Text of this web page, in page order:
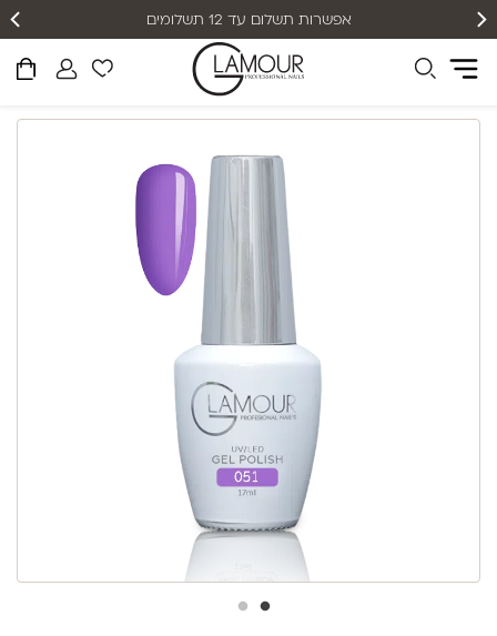
אפשרות תשלום עד 12 תשלומים